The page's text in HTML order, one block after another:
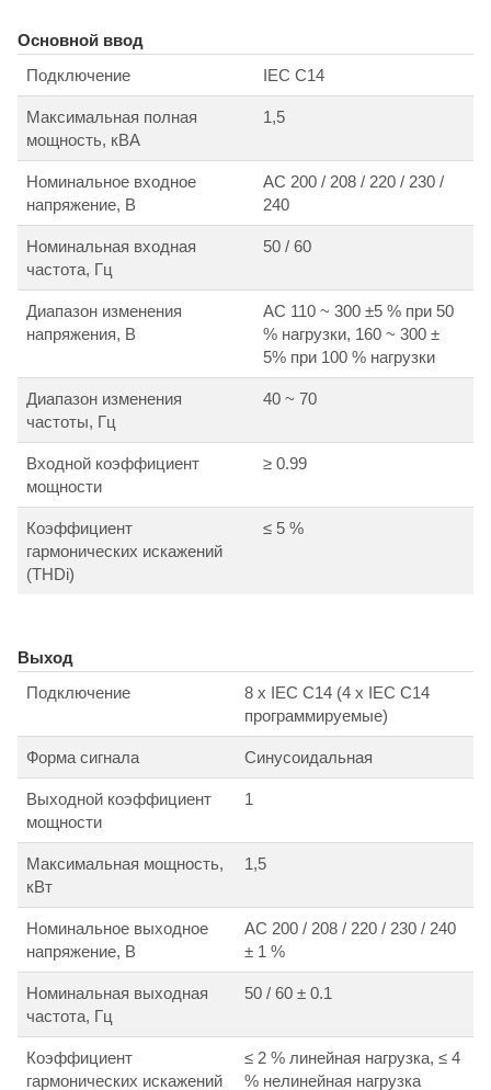
Основной ввод
Подключение
IEC C14
Максимальная полная
мощность, кВА
1,5
Номинальное входное
напряжение, В
АС 200 / 208 / 220 / 230 /
240
Номинальная входная
частота, Гц
50 / 60
Диапазон изменения
напряжения, В
АС 110 ~ 300 ±5 % при 50
% нагрузки, 160 ~ 300 ±
5% при 100 % нагрузки
Диапазон изменения
частоты, Гц
40 ~ 70
Входной коэффициент
мощности
≥ 0.99
Коэффициент
гармонических искажений
(THDi)
≤ 5 %
Выход
Подключение
8 х IEC C14 (4 х IEC C14
программируемые)
Форма сигнала Синусоидальная
Выходной коэффициент
мощности
1
Максимальная мощность,
кВт
1,5
Номинальное выходное
напряжение, В
АС 200 / 208 / 220 / 230 / 240
± 1 %
Номинальная выходная
частота, Гц
50 / 60 ± 0.1
Коэффициент
гармонических искажений
≤ 2 % линейная нагрузка, ≤ 4
% нелинейная нагрузка